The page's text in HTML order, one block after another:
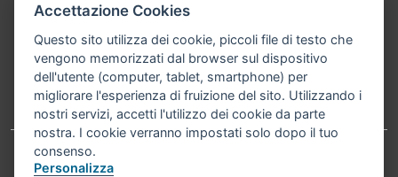
Contatti
Comune di Bologna, Piazza Maggiore, 6 - 40124
Bologna P.Iva 01232710374 Cod. IBAN: IT 88 R
02008 02435 000020067156
Telefono:051203040
Accettazione Cookies
Questo sito utilizza dei cookie, piccoli file di testo che
vengono memorizzati dal browser sul dispositivo
dell'utente (computer, tablet, smartphone) per
migliorare l'esperienza di fruizione del sito. Utilizzando i
nostri servizi, accetti l'utilizzo dei cookie da parte
nostra. I cookie verranno impostati solo dopo il tuo
consenso.
Personalizza